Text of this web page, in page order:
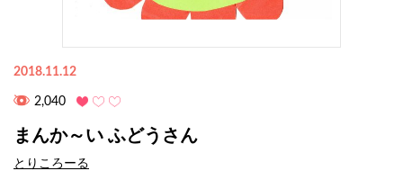
2018.11.12
2,040
まんか～い ふどうさん
とりころーる